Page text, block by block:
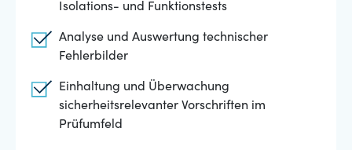
Isolations- und Funktionstests
Analyse und Auswertung technischer
Fehlerbilder
Einhaltung und Überwachung
sicherheitsrelevanter Vorschriften im
Prüfumfeld